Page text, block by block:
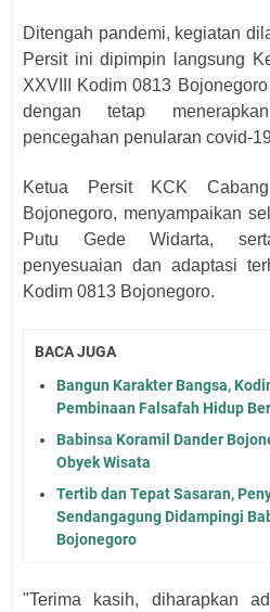
Ditengah pandemi, kegiatan
Persit ini dipimpin langsung
XXVIII Kodim 0813
dengan tetap
pencegahan penularan covid-
Ketua Persit KCK
Bojonegoro, menyampaikan
Putu Gede Widarta,
penyesuaian dan adaptasi
Kodim 0813 Bojonegoro.
BACA JUGA
Bangun Karakter Bangsa,
Pembinaan Falsafah Hidup
Babinsa Koramil Dander
Obyek Wisata
Tertib dan Tepat Sasaran,
Sendangagung Didampingi
Bojonegoro
"Terima kasih, diharapkan